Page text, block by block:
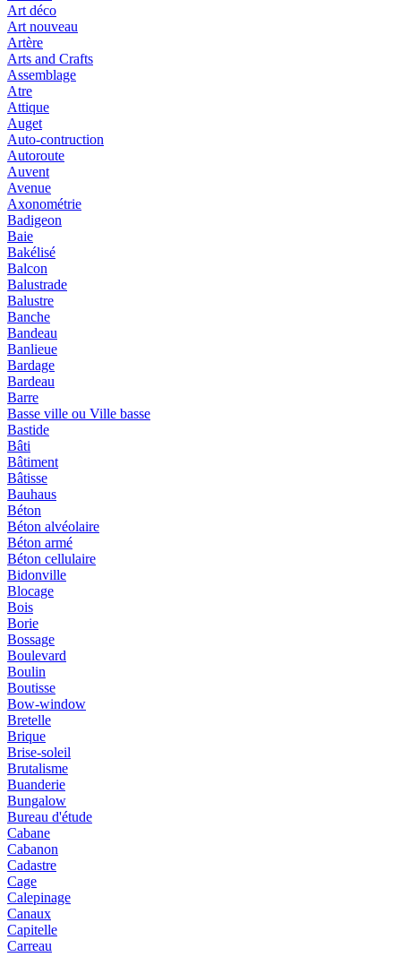
Art déco
Art nouveau
Artère
Arts and Crafts
Assemblage
Atre
Attique
Auget
Auto-contruction
Autoroute
Auvent
Avenue
Axonométrie
Badigeon
Baie
Bakélisé
Balcon
Balustrade
Balustre
Banche
Bandeau
Banlieue
Bardage
Bardeau
Barre
Basse ville ou Ville basse
Bastide
Bâti
Bâtiment
Bâtisse
Bauhaus
Béton
Béton alvéolaire
Béton armé
Béton cellulaire
Bidonville
Blocage
Bois
Borie
Bossage
Boulevard
Boulin
Boutisse
Bow-window
Bretelle
Brique
Brise-soleil
Brutalisme
Buanderie
Bungalow
Bureau d'étude
Cabane
Cabanon
Cadastre
Cage
Calepinage
Canaux
Capitelle
Carreau